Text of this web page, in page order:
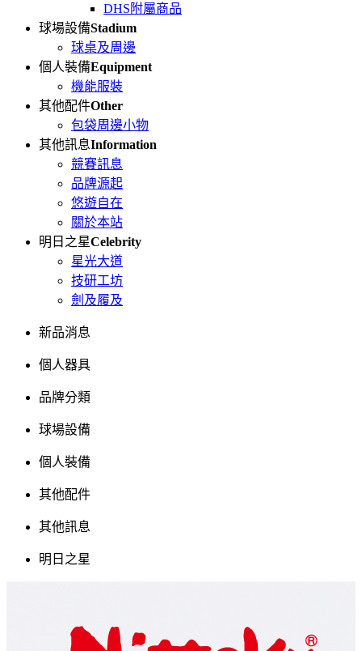
DHS附屬商品
球場設備Stadium
球桌及周邊
個人裝備Equipment
機能服裝
其他配件Other
包袋周邊小物
其他訊息Information
競賽訊息
品牌源起
悠遊自在
關於本站
明日之星Celebrity
星光大道
技研工坊
劍及履及
新品消息
個人器具
品牌分類
球場設備
個人裝備
其他配件
其他訊息
明日之星